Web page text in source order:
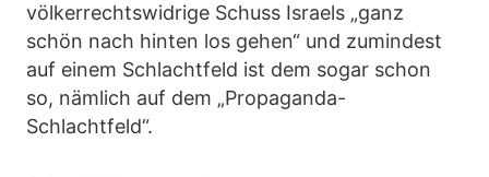
völkerrechtswidrige Schuss Israels „ganz
schön nach hinten los gehen“ und zumindest
auf einem Schlachtfeld ist dem sogar schon
so, nämlich auf dem „Propaganda-
Schlachtfeld“.